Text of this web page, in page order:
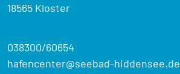
18565 Kloster
038300/60654
hafencenter@seebad-hiddensee.de